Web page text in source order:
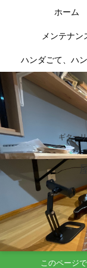
ギター
ホーム
メンテナン
ハンダごて、ハ
このページ